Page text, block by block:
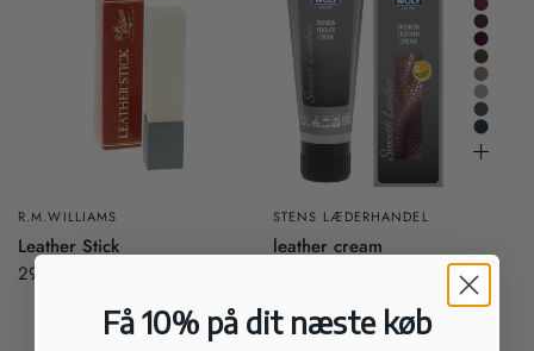
R.M.WILLIAMS
Leather Stick
299,00 kr
STENS LÆDERHANDEL
leather cream
Få 10% på dit næste køb